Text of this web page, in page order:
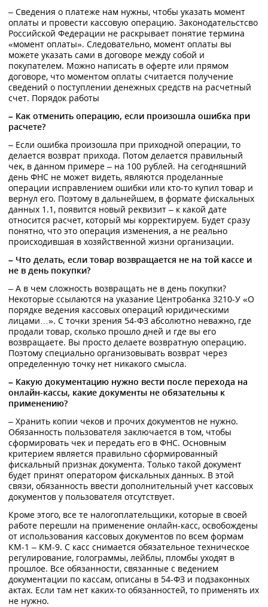
– Сведения о платеже нам нужны, чтобы указать момент
оплаты и провести кассовую операцию. Законодательстсво
Российской Федерации не раскрывает понятие термина
«момент оплаты». Следовательно, момент оплаты вы
можете указать сами в договоре между собой и
покупателем. Можно написать в оферте или прямом
договоре, что моментом оплаты считается получение
сведений о поступлении денежных средств на расчетный
счет. Порядок работы
– Как отменить операцию, если произошла ошибка при
расчете?
– Если ошибка произошла при приходной операции, то
делается возврат прихода. Потом делается правильный
чек, в данном примере – на 100 рублей. На сегодняшний
день ФНС не может видеть, являются проделанные
операции исправлением ошибки или кто-то купил товар и
вернул его. Поэтому в дальнейшем, в формате фискальных
данных 1.1, появится новый реквизит – к какой дате
относится расчет, который мы корректируем. Будет сразу
понятно, что это операция изменения, а не реально
происходившая в хозяйственной жизни организации.
– Что делать, если товар возвращается не на той кассе и
не в день покупки?
– А в чем сложность возвращать не в день покупки?
Некоторые ссылаются на указание Центробанка 3210-У «О
порядке ведения кассовых операций юридическими
лицами…». С точки зрения 54-ФЗ абсолютно неважно, где
продали товар, сколько прошло дней и где вы его
возвращаете. Вы просто делаете возвратную операцию.
Поэтому специально организовывать возврат через
определенную точку нет никакого смысла.
– Какую документацию нужно вести после перехода на
онлайн-кассы, какие документы не обязательны к
применению?
– Хранить копии чеков и прочих документов не нужно.
Обязанность пользователя заключается в том, чтобы
сформировать чек и передать его в ФНС. Основным
критерием является правильно сформированный
фискальный признак документа. Только такой документ
будет принят оператором фискальных данных. В этой
связи, обязанность ввести дополнительный учет кассовых
документов у пользователя отсутствует.
Кроме этого, все те налогоплательщики, которые в своей
работе перешли на применение онлайн-касс, освобождены
от использования кассовых документов по всем формам
КМ-1 – КМ-9. С касс снимается обязательное техническое
регулирование, голограммы, лейблы, пломбы уходят в
прошлое. Все обязанности, связанные с ведением
документации по кассам, описаны в 54-ФЗ и подзаконных
актах. Если там нет каких-то обязанностей, то применять их
не нужно.